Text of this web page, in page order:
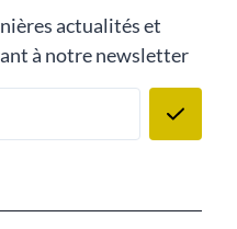
actualités et
à notre newsletter